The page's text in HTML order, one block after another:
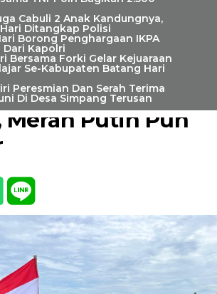
Cabuli 2 Anak Kandungnya,
Ditangkap Polisi
Borong Penghargaan IKPA
Dari Kapolri
Bersama Forki Gelar Kejuaraan
Se-Kabupaten Batang Hari
Peresmian Dan Serah Terima
Di Desa Simpang Terusan
/Peristiwa
- 20:37 WIB
Sebo Ilir Bagi-
Ke Desa
Merah Putih Pun